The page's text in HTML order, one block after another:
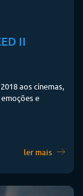
II
aos cinemas,
e
ler mais